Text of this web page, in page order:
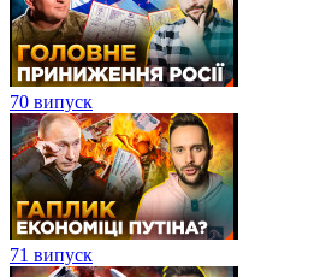
70 випуск
71 випуск